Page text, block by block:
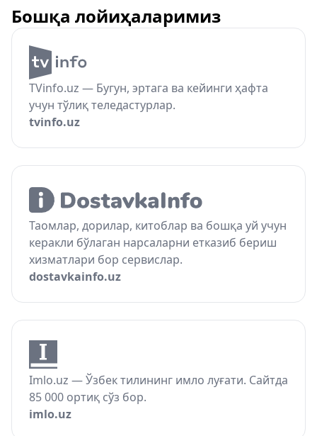
Бошқа лойиҳаларимиз
TVinfo.uz — Бугун, эртага ва кейинги ҳафта
учун тўлиқ теледастурлар.
tvinfo.uz
Таомлар, дорилар, китоблар ва бошқа уй учун
керакли бўлаган нарсаларни етказиб бериш
хизматлари бор сервислар.
dostavkainfo.uz
Imlo.uz — Ўзбек тилининг имло луғати. Сайтда
85 000 ортиқ сўз бор.
imlo.uz